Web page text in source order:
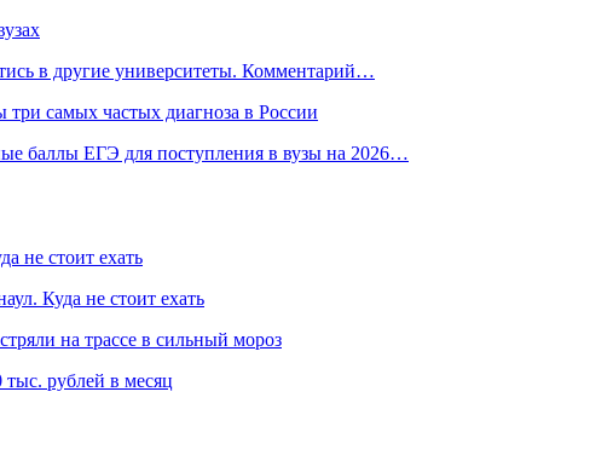
в другие университеты. Комментарий…
самых частых диагноза в России
баллы ЕГЭ для поступления в вузы на 2026…
не стоит ехать
Куда не стоит ехать
на трассе в сильный мороз
тыс. рублей в месяц